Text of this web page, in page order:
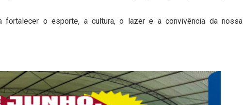
fortalecer o esporte, a cultura, o lazer e a convivência da nossa